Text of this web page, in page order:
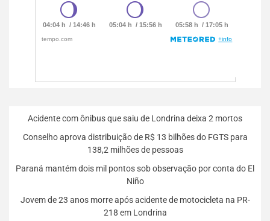
Acidente com ônibus que saiu de Londrina deixa 2 mortos
Conselho aprova distribuição de R$ 13 bilhões do FGTS para
138,2 milhões de pessoas
Paraná mantém dois mil pontos sob observação por conta do El
Niño
Jovem de 23 anos morre após acidente de motocicleta na PR-
218 em Londrina